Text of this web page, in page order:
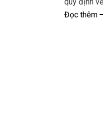
Đọc thêm